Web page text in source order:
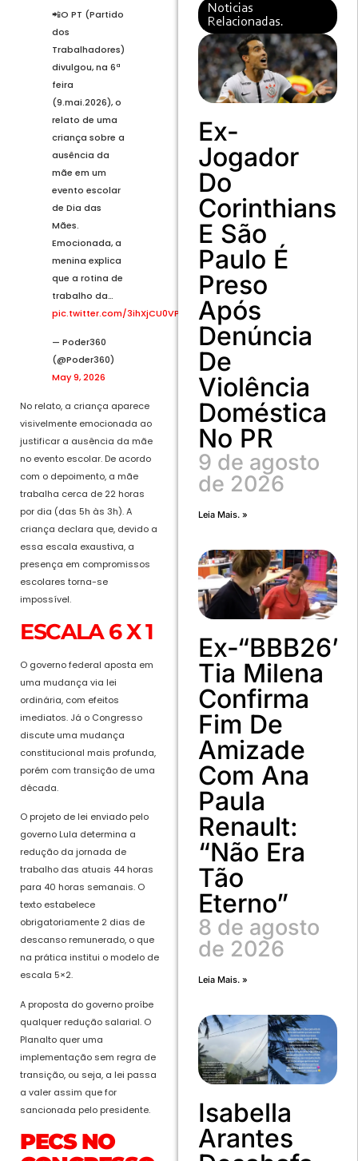
📲O PT (Partido
dos
Trabalhadores)
divulgou, na 6ª
feira
(9.mai.2026), o
relato de uma
criança sobre a
ausência da
mãe em um
evento escolar
de Dia das
Mães.
Emocionada, a
menina explica
que a rotina de
trabalho da…
pic.twitter.com/3ihXjCU0VP
— Poder360
(@Poder360)
May 9, 2026
No relato, a criança aparece
visivelmente emocionada ao
justificar a ausência da mãe
no evento escolar. De acordo
com o depoimento, a mãe
trabalha cerca de 22 horas
por dia (das 5h às 3h). A
criança declara que, devido a
essa escala exaustiva, a
presença em compromissos
escolares torna-se
impossível.
ESCALA 6 X 1
O governo federal aposta em
uma mudança via lei
ordinária, com efeitos
imediatos. Já o Congresso
discute uma mudança
constitucional mais profunda,
porém com transição de uma
década.
O projeto de lei enviado pelo
governo Lula determina a
redução da jornada de
trabalho das atuais 44 horas
para 40 horas semanais. O
texto estabelece
obrigatoriamente 2 dias de
descanso remunerado, o que
na prática institui o modelo de
escala 5×2.
A proposta do governo proíbe
qualquer redução salarial. O
Planalto quer uma
implementação sem regra de
transição, ou seja, a lei passa
a valer assim que for
sancionada pelo presidente.
PECS NO
Noticias
Relacionadas.
Ex-
Jogador
Do
Corinthians
E São
Paulo É
Preso
Após
Denúncia
De
Violência
Doméstica
No PR
9 de agosto
de 2026
Leia Mais. »
Ex-“BBB26”
Tia Milena
Confirma
Fim De
Amizade
Com Ana
Paula
Renault:
“Não Era
Tão
Eterno”
8 de agosto
de 2026
Leia Mais. »
Isabella
Arantes